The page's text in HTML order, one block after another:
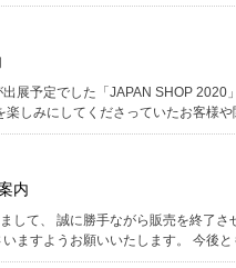
展予定でした「JAPAN SHOP
しみにしてくださっていたお客様
内
して、 誠に勝手ながら販売を終了さ
ますようお願いいたします。 今後